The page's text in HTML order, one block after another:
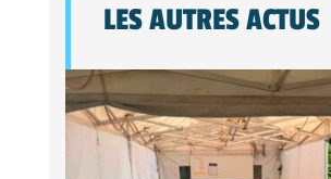
LES AUTRES ACTUS